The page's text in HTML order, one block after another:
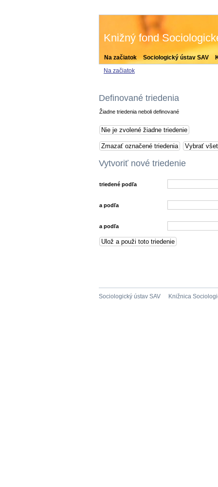
Na začiatok Sociologický ústav SAV
Knižný fond
Na začiatok
Definované triedenia
Žiadne triedenia neboli definované
Vytvoriť nové triedenie
triedené podľa
a podľa
a podľa
Sociologický ústav SAV Knižnica